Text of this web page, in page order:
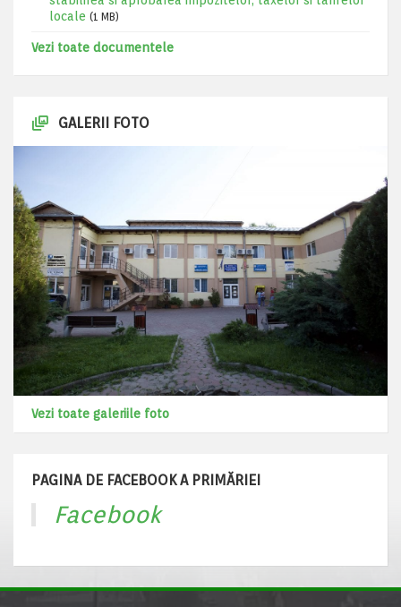
locale (1 MB)
Vezi toate documentele
GALERII FOTO
Vezi toate galeriile foto
PAGINA DE FACEBOOK A PRIMĂRIEI
Facebook